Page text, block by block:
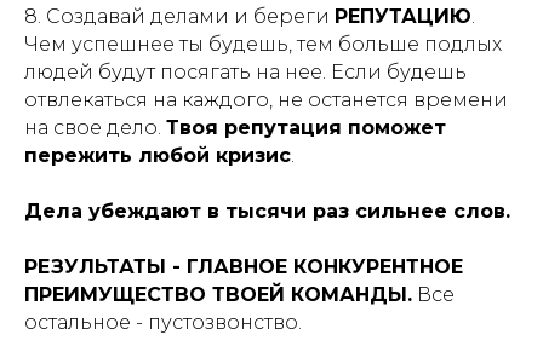
8. Создавай делами и береги РЕПУТАЦИЮ.
Чем успешнее ты будешь, тем больше подлых
людей будут посягать на нее. Если будешь
отвлекаться на каждого, не останется времени
на свое дело. Твоя репутация поможет
пережить любой кризис.
Дела убеждают в тысячи раз сильнее слов.
РЕЗУЛЬТАТЫ - ГЛАВНОЕ КОНКУРЕНТНОЕ
ПРЕИМУЩЕСТВО ТВОЕЙ КОМАНДЫ. Все
остальное - пустозвонство.